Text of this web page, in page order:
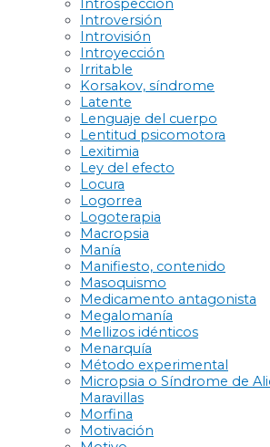
Introspección
Introversión
Introvisión
Introyección
Irritable
Korsakov, síndrome
Latente
Lenguaje del cuerpo
Lentitud psicomotora
Lexitimia
Ley del efecto
Locura
Logorrea
Logoterapia
Macropsia
Manía
Manifiesto, contenido
Masoquismo
Medicamento antagonista
Megalomanía
Mellizos idénticos
Menarquía
Método experimental
Micropsia o Síndrome de
Maravillas
Morfina
Motivación